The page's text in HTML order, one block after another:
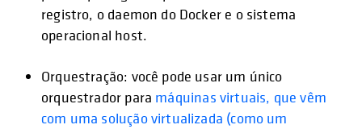
registro, o daemon do Docker e o sistema
operacional host.
Orquestração: você pode usar um único
orquestrador para máquinas virtuais, que vêm
com uma solução virtualizada (como um